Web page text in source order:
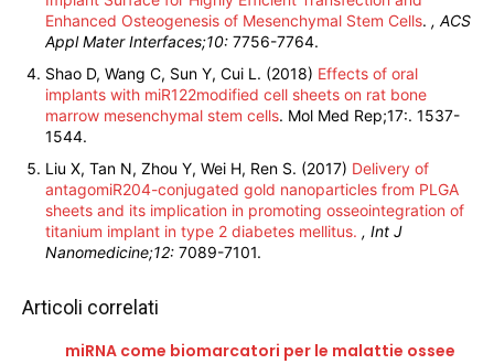
Enhanced Osteogenesis of Mesenchymal Stem Cells. , ACS
Appl Mater Interfaces;10: 7756-7764.
Shao D, Wang C, Sun Y, Cui L. (2018) Effects of oral
implants with miR122modified cell sheets on rat bone
marrow mesenchymal stem cells. Mol Med Rep;17:. 1537-
1544.
Liu X, Tan N, Zhou Y, Wei H, Ren S. (2017) Delivery of
antagomiR204-conjugated gold nanoparticles from PLGA
sheets and its implication in promoting osseointegration of
titanium implant in type 2 diabetes mellitus. , Int J
Nanomedicine;12: 7089-7101.
Articoli correlati
miRNA come biomarcatori per le malattie ossee